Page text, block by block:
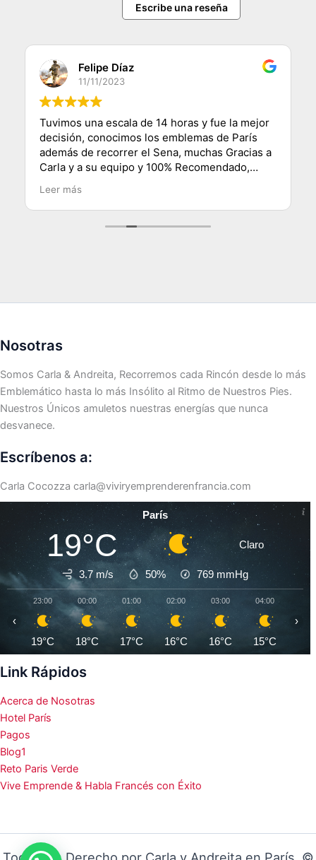
Escribe una reseña
Felipe Díaz
11/11/2023
Tuvimos una escala de 14 horas y fue la mejor
decisión, conocimos los emblemas de París
además de recorrer el Sena, muchas Gracias a
Carla y a su equipo y 100% Recomendado,
saludos desde Chile.
Leer más
Nosotras
Somos Carla & Andreita, Recorremos cada Rincón desde lo más
Emblemático hasta lo más Insólito al Ritmo de Nuestros Pies.
Nuestros Únicos amuletos nuestras energías que nunca
desvanece.
Escríbenos a:
Carla Cocozza carla@viviryemprenderenfrancia.com
París
19°C Claro
3.7 m/s 50% 769 mmHg
23:00
19°C
00:00
18°C
01:00
17°C
02:00
16°C
03:00
16°C
04:00
15°C
‹ ›
Link Rápidos
Acerca de Nosotras
Hotel París
Pagos
Blog1
Reto Paris Verde
Vive Emprende & Habla Francés con Éxito